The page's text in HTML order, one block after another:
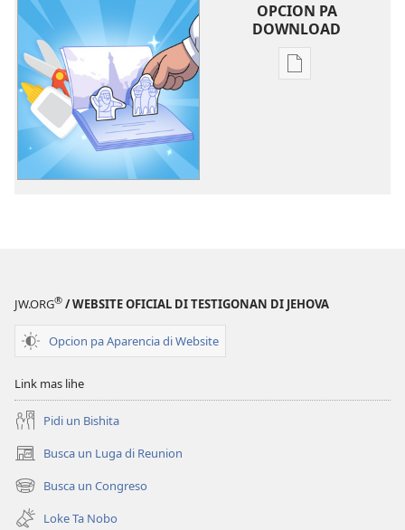
OPCION PA
DOWNLOAD
Opcion
—
Haci
JW.ORG® / WEBSITE OFICIAL DI TESTIGONAN DI JEHOVA
Opcion pa Aparencia di Website
Link mas lihe
Pidi un Bishita
Busca un Luga di Reunion
(opens
new
window)
Busca un Congreso
(opens
new Loke Ta Nobo